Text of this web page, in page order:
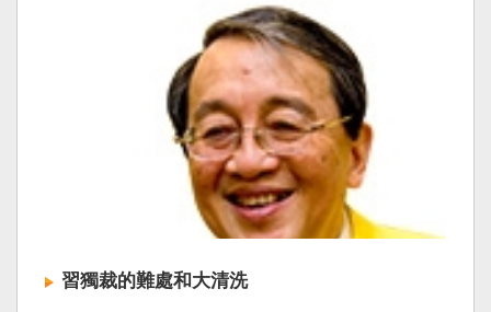
習獨裁的難處和大清洗